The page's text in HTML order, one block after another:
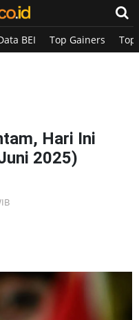
BEI Top Gainers Top
Hari Ini
2025)